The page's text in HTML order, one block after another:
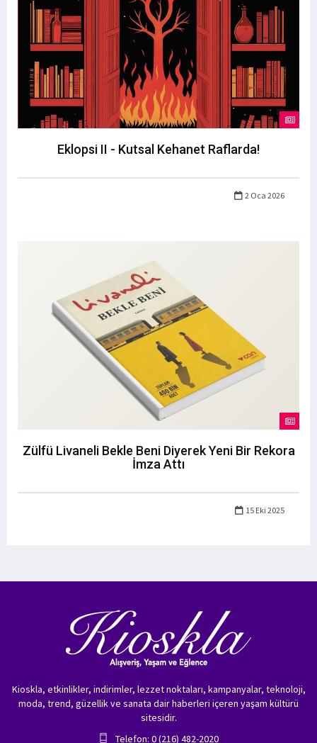
Eklopsi II - Kutsal Kehanet Raflarda!
2 Oca 2026
Zülfü Livaneli Bekle Beni Diyerek Yeni Bir Rekora
İmza Attı
15 Eki 2025
Kioskla, etkinlikler, indirimler, lezzet noktaları, kampanyalar, teknoloji,
moda, trend, güzellik ve sanata dair haberleri içeren yaşam kültürü
sitesidir.
Telefon: 0 (216) 482-2020